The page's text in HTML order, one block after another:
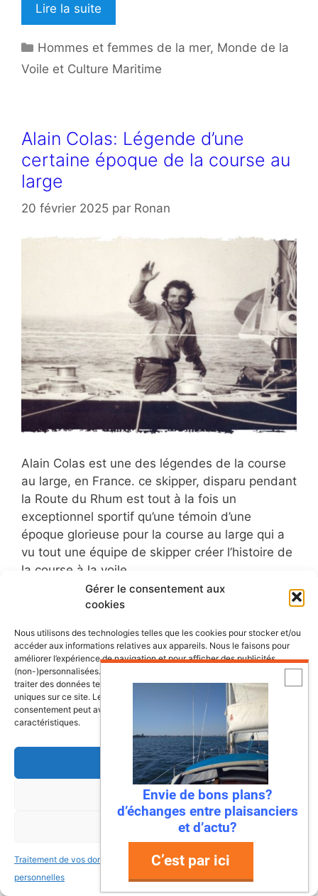
Gérer le consentement aux
cookies
Nous utilisons des technologies telles que les cookies pour stocker et/ou
accéder aux informations relatives aux appareils. Nous le faisons pour
améliorer l’expérience de navigation et pour afficher des publicités
(non-)personnalisées. Consentir à ces technologies nous autorisera à
traiter des données telles que le comportement de navigation ou les ID
uniques sur ce site. Le fait de ne pas consentir ou de retirer son
consentement peut avoir un effet négatif sur certaines fonctonnalités et
caractéristiques.
Accepter
Refuser
Voir les préférences
Traitement de vos données
personnelles
Traitement de vos données
personnelles
Lire la suite
Catégories
Hommes et femmes de la mer, Monde de la
Voile et Culture Maritime
Alain Colas: Légende d’une
certaine époque de la course au
large
20 février 2025 par Ronan
Alain Colas est une des légendes de la course
au large, en France. ce skipper, disparu pendant
la Route du Rhum est tout à la fois un
exceptionnel sportif qu’une témoin d’une
époque glorieuse pour la course au large qui a
vu tout une équipe de skipper créer l’histoire de
la course à la voile, …
Lire la suite
Catégories
Hommes et femmes de la mer,Monde de la
Voile et Culture Maritime
Daniel Gilard, quand la mini te
parRonan
Envie de bons plans?
d’échanges entre plaisanciers
et d’actu?
C’est par ici